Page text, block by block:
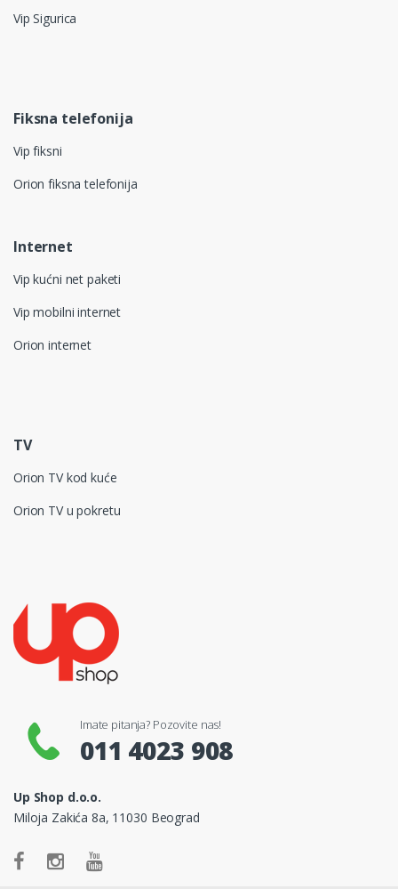
Vip Sigurica
Fiksna telefonija
Vip fiksni
Orion fiksna telefonija
Internet
Vip kućni net paketi
Vip mobilni internet
Orion internet
TV
Orion TV kod kuće
Orion TV u pokretu
Imate pitanja? Pozovite nas!
011 4023 908
Up Shop d.o.o.
Miloja Zakića 8a, 11030 Beograd